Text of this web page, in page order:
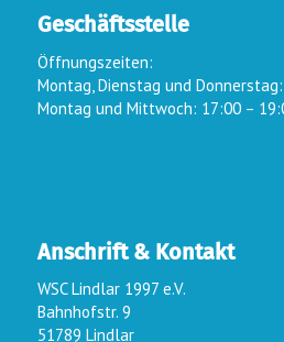
Geschäftsstelle
Öffnungszeiten:
Montag, Dienstag und
Montag und Mittwoch: 17:00 –
Anschrift & Kontakt
WSC Lindlar 1997 e.V.
Bahnhofstr. 9
51789 Lindlar